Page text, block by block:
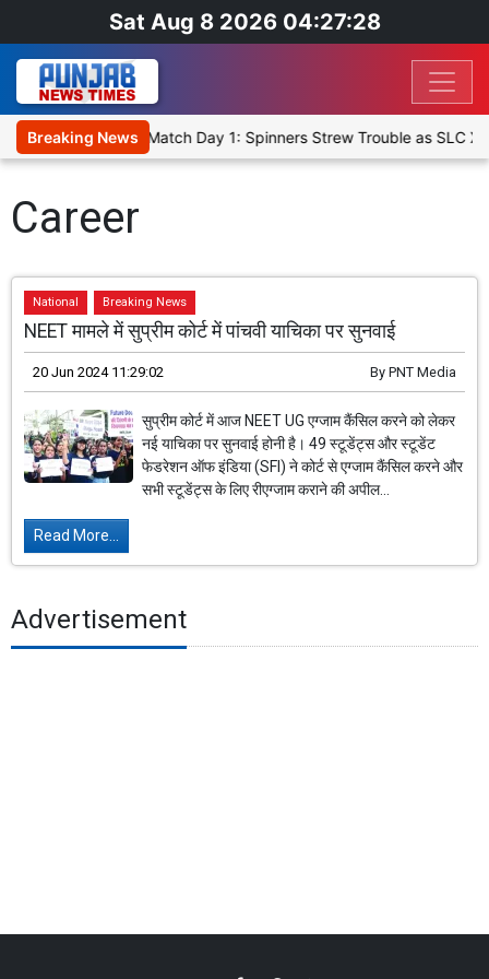
Sat Aug 8 2026 04:27:28
Breaking News
XI, Warm-Up Match Day 1: Spinners Strew Trouble as SLC
Career
National Breaking News
NEET मामले में सुप्रीम कोर्ट में पांचवी याचिका पर सुनवाई
20 Jun 2024 11:29:02 By PNT Media
सुप्रीम कोर्ट में आज NEET UG एग्जाम कैंसिल करने को लेकर
नई याचिका पर सुनवाई होनी है। 49 स्टूडेंट्स और स्टूडेंट
फेडरेशन ऑफ इंडिया (SFI) ने कोर्ट से एग्जाम कैंसिल करने और
सभी स्टूडेंट्स के लिए रीएग्जाम कराने की अपील...
Read More...
Advertisement